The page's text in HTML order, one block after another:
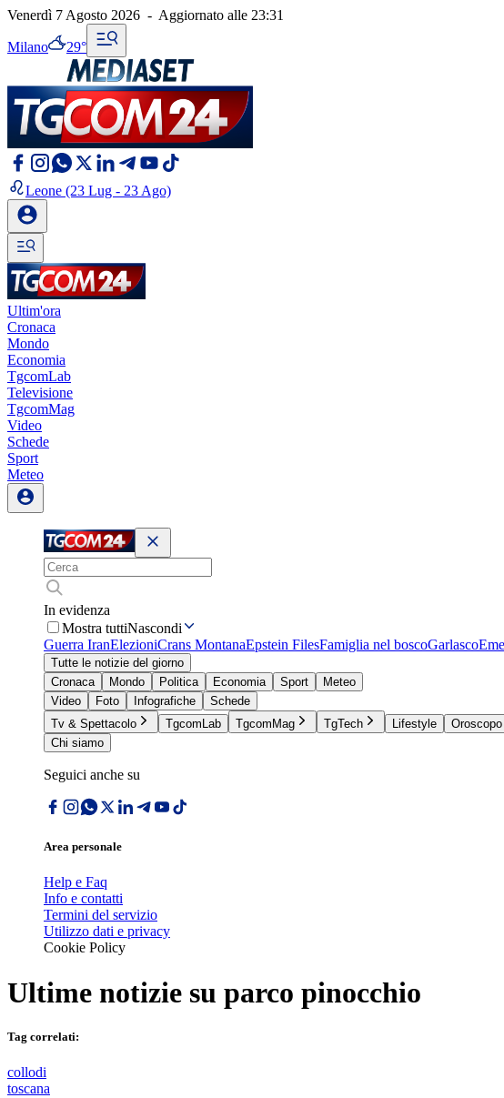
Venerdì 7 Agosto 2026 - Aggiornato alle 23:31
Milano 29°
Leone (23 Lug - 23 Ago)
Ultim'ora
Cronaca
Mondo
Economia
TgcomLab
Televisione
TgcomMag
Video
Schede
Sport
Meteo
In evidenza
Mostra tuttiNascondi
Guerra IranElezioniCrans MontanaEpstein FilesFamiglia nel boscoGarlasco
Tutte le notizie del giorno
Cronaca
Mondo Politica Economia Sport
Meteo
Video
Foto Infografiche
Schede
Tv & Spettacolo
TgcomLab TgcomMag TgTech Lifestyle Oroscopo
Chi siamo
Seguici anche su
Area personale
Help e Faq
Info e contatti
Termini del servizio
Utilizzo dati e privacy
Cookie Policy
Ultime notizie su parco pinocchio
Tag correlati:
collodi
toscana